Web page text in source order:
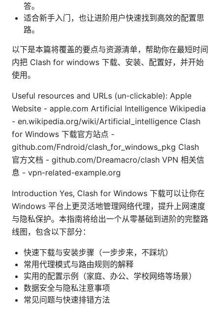
答。
适合新手入门，也让进阶用户快速找到高效的配置思
路。
以下是本篇将覆盖的要点与资源清单，帮助你在最短时间
内把 Clash for windows 下载、安装、配置好，并开始
使用。
Useful resources and URLs (un-clickable): Apple
Website - apple.com Artificial Intelligence Wikipedia
- en.wikipedia.org/wiki/Artificial_intelligence Clash
for Windows 下载官方站点 -
github.com/Fndroid/clash_for_windows_pkg Clash
官方文档 - github.com/Dreamacro/clash VPN 相关信
息 - vpn-related-example.org
Introduction Yes, Clash for Windows 下载可以让你在
Windows 平台上更灵活地管理网络代理，提升上网速度
与隐私保护。本指南将给出一个从零基础到进阶的完整路
线图，包含以下部分：
快速下载与安装步骤（一步步来，不踩坑）
常用代理模式与路由规则的解释
实用的配置示例（家庭、办公、学校网络等场景）
数据安全与隐私注意事项
常见问题与快速排错方法